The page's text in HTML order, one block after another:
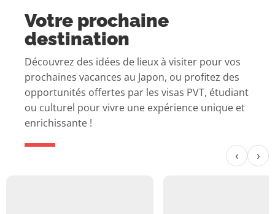
Votre prochaine
destination
Découvrez des idées de lieux à visiter pour vos
prochaines vacances au Japon, ou profitez des
opportunités offertes par les visas PVT, étudiant
ou culturel pour vivre une expérience unique et
enrichissante !
‹ ›